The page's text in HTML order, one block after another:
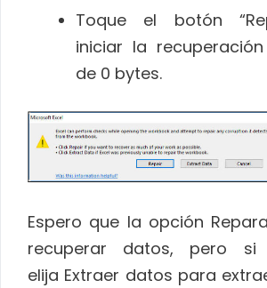
Toque el botón
iniciar la
de 0 bytes.
Espero que la opción
recuperar datos, pero
elija Extraer datos para